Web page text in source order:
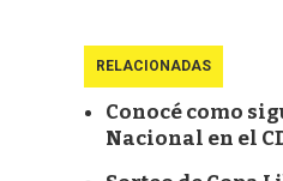
RELACIONADAS
Conocé como
Nacional en el